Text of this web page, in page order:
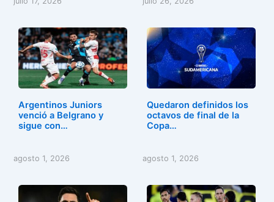
Argentinos Juniors
venció a Belgrano y
sigue con…
agosto 1, 2026
Quedaron definidos los
octavos de final de la
Copa…
agosto 1, 2026